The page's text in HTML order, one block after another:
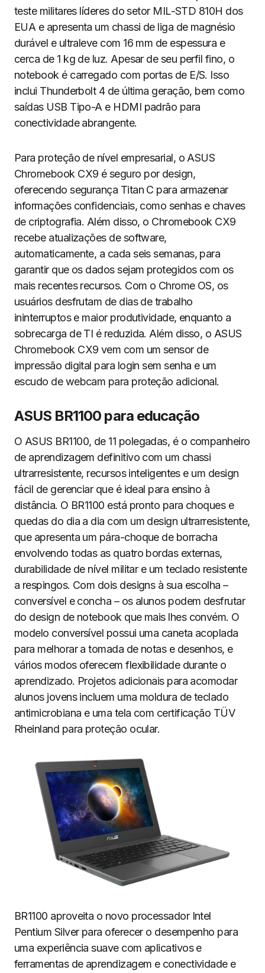
teste militares líderes do setor MIL-STD 810H dos
EUA e apresenta um chassi de liga de magnésio
durável e ultraleve com 16 mm de espessura e
cerca de 1 kg de luz. Apesar de seu perfil fino, o
notebook é carregado com portas de E/S. Isso
inclui Thunderbolt 4 de última geração, bem como
saídas USB Tipo-A e HDMI padrão para
conectividade abrangente.
Para proteção de nível empresarial, o ASUS
Chromebook CX9 é seguro por design,
oferecendo segurança Titan C para armazenar
informações confidenciais, como senhas e chaves
de criptografia. Além disso, o Chromebook CX9
recebe atualizações de software,
automaticamente, a cada seis semanas, para
garantir que os dados sejam protegidos com os
mais recentes recursos. Com o Chrome OS, os
usuários desfrutam de dias de trabalho
ininterruptos e maior produtividade, enquanto a
sobrecarga de TI é reduzida. Além disso, o ASUS
Chromebook CX9 vem com um sensor de
impressão digital para login sem senha e um
escudo de webcam para proteção adicional.
ASUS BR1100 para educação
O ASUS BR1100, de 11 polegadas, é o companheiro
de aprendizagem definitivo com um chassi
ultrarresistente, recursos inteligentes e um design
fácil de gerenciar que é ideal para ensino à
distância. O BR1100 está pronto para choques e
quedas do dia a dia com um design ultrarresistente,
que apresenta um pára-choque de borracha
envolvendo todas as quatro bordas externas,
durabilidade de nível militar e um teclado resistente
a respingos. Com dois designs à sua escolha –
conversível e concha – os alunos podem desfrutar
do design de notebook que mais lhes convém. O
modelo conversível possui uma caneta acoplada
para melhorar a tomada de notas e desenhos, e
vários modos oferecem flexibilidade durante o
aprendizado. Projetos adicionais para acomodar
alunos jovens incluem uma moldura de teclado
antimicrobiana e uma tela com certificação TÜV
Rheinland para proteção ocular.
BR1100 aproveita o novo processador Intel
Pentium Silver para oferecer o desempenho para
uma experiência suave com aplicativos e
ferramentas de aprendizagem e conectividade e